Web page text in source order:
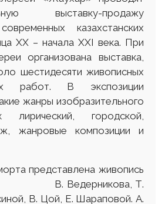
выставку-продажу
казахстанских
XX – начала XXI века. При
организована выставка,
шестидесяти живописных
работ. В экспозиции
жанры изобразительного
лирический, городской,
жанровые композиции и
представлена живопись
В. Ведерникова, Т.
В. Цой, Е. Шараповой. А.